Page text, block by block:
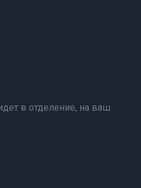
в отделение, на ваш